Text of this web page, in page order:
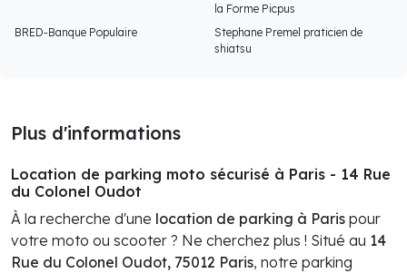
la Forme Picpus
BRED-Banque Populaire
Stephane Premel praticien de
shiatsu
Plus d'informations
Location de parking moto sécurisé à Paris - 14 Rue
du Colonel Oudot
À la recherche d'une location de parking à Paris pour
votre moto ou scooter ? Ne cherchez plus ! Situé au 14
Rue du Colonel Oudot, 75012 Paris, notre parking